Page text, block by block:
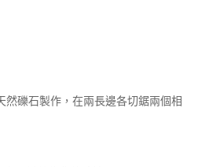
礫石製作，在兩長邊各切鋸兩個相